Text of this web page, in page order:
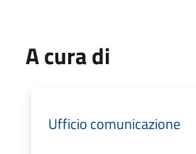
A cura di
Ufficio comunicazione